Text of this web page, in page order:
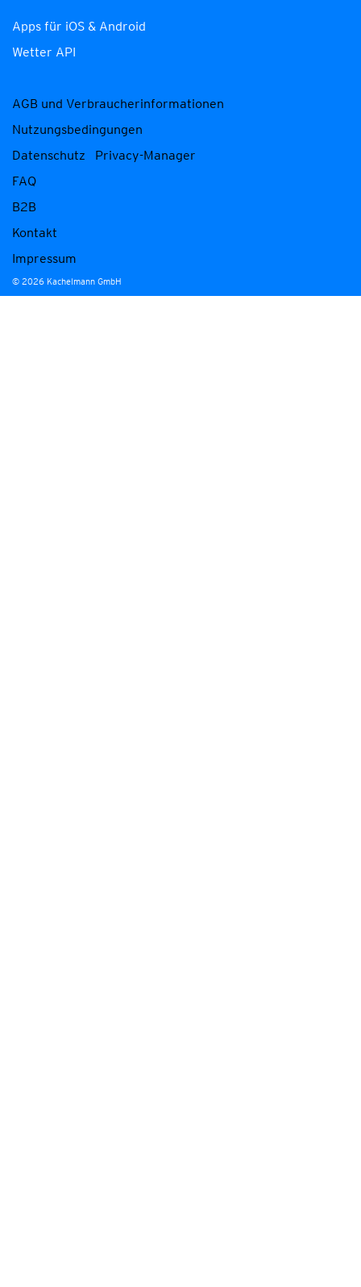
Apps für iOS & Android
Wetter API
AGB und Verbraucherinformationen
Nutzungsbedingungen
Datenschutz
Privacy-Manager
FAQ
B2B
Kontakt
Impressum
© 2026 Kachelmann GmbH